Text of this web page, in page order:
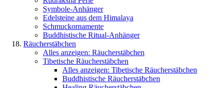
Symbole-Anhänger
Edelsteine aus dem Himalaya
Schmuckornamente
Buddhistische Ritual-Anhänger
Räucherstäbchen
Alles anzeigen: Räucherstäbchen
Tibetische Räucherstäbchen
Alles anzeigen: Tibetische Räucherstäbchen
Buddhistische Räucherstäbchen